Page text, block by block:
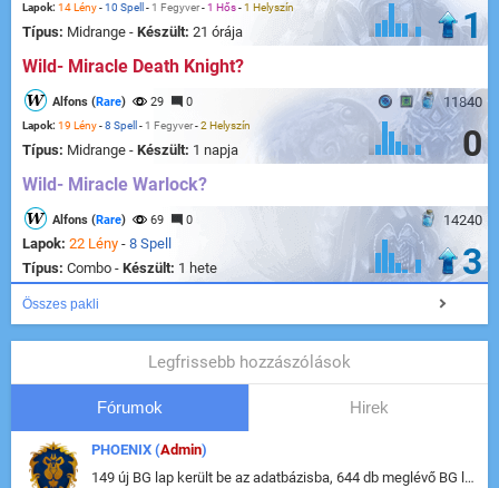
Lapok: 14 Lény-10 Spell - 1 Fegyver-1 Hős-1 Helyszín
Típus: Midrange - Készült: 21 órája 1
Wild- Miracle Death Knight?
11840
Alfons (Rare) 29 0
Lapok: 19 Lény-8 Spell - 1 Fegyver-2 Helyszín
Típus: Midrange - Készült: 1 napja 0
Wild- Miracle Warlock?
14240
Alfons (Rare) 69 0
Lapok: 22 Lény - 8 Spell
Típus: Combo - Készült: 1 hete 3
Összes pakli
Legfrissebb hozzászólások
Fórumok Hirek
PHOENIX (Admin)
149 új BG lap került be az adatbázisba, 644 db meglévő BG lap módosult, bekerültek az új képek a megváltozott lapokhoz is.